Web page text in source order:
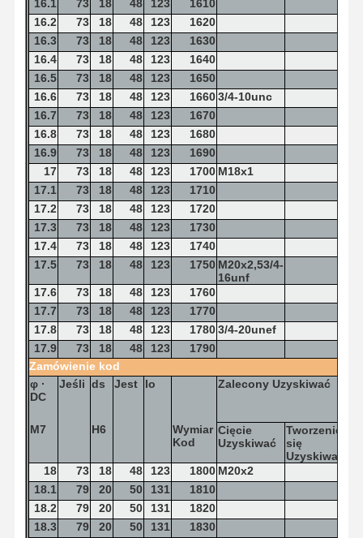
16.1
73 18 48 123
1610
16.2
73 18 48 123
1620
16.3
73 18 48 123
1630
16.4
73 18 48 123
1640
16.5
73 18 48 123
1650
16.6
73 18 48 123 16603/4-10unc
16.7
73 18 48 123
1670
16.8
73 18 48 123
1680
16.9
73 18 48 123
1690
17
73 18 48 123 1700 M18x1
17.1
73 18 48 123
1710
17.2
73 18 48 123
1720
17.3
73 18 48 123
1730
17.4
73 18 48 123
1740
17.5
73 18 48 123 1750 M20x2,53/4-
16unf
17.6
73 18 48 123
1760
17.7
73 18 48 123
1770
17.8
73 18 48 123 17803/4-20unef
17.9
73 18 48 123
1790
Zamówienie kod
φ ·
DC
Jeśli ds Jest lo Zalecony Uzyskiwać
M7 H6
Wymiar
Kod
Cięcie
Uzyskiwać
Tworzenie
się
Uzyskiwać
18
73 18 48 123 1800 M20x2
18.1
79 20 50 131
1810
18.2
79 20 50 131
1820
18.3
79 20 50 131
1830